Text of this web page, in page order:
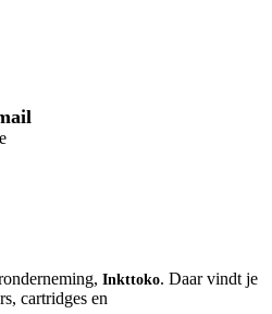
Inkttoko. Daar vindt je
cartridges en